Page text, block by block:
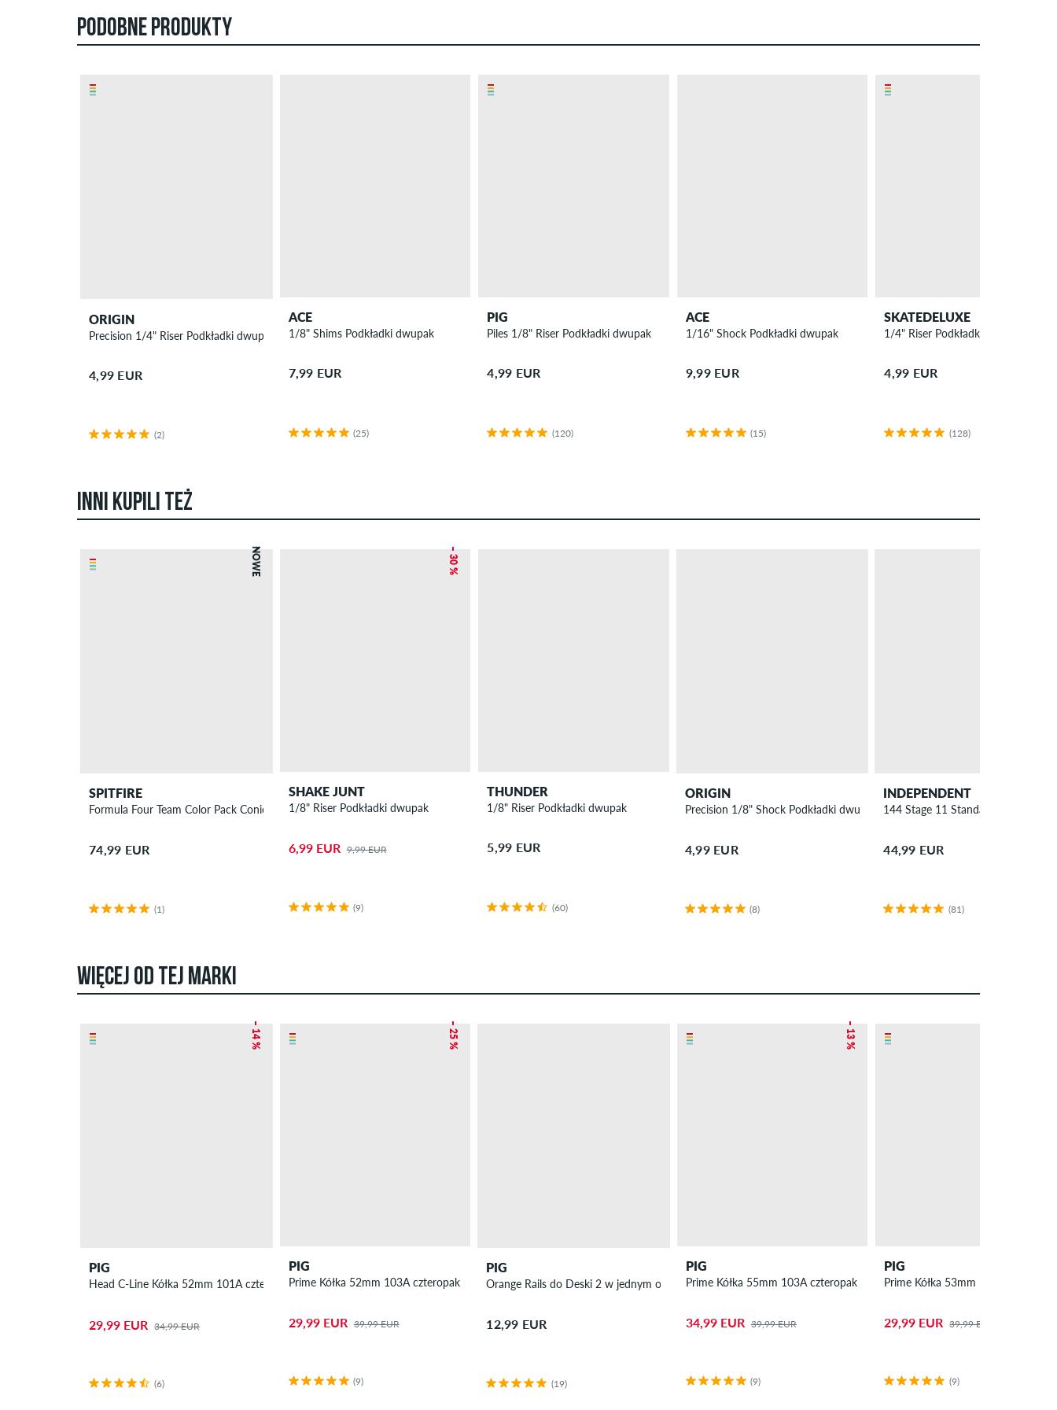
PODOBNE PRODUKTY
ORIGIN
Precision 1/4" Riser Podkładki dwupak
4,99 EUR
(2)
ACE
1/8" Shims Podkładki dwupak
7,99 EUR
(25)
PIG
Piles 1/8" Riser Podkładki dwupak
4,99 EUR
(120)
ACE
1/16" Shock Podkładki dwupak
9,99 EUR
(15)
SKATEDELUXE
1/4" Riser Podkładki dwupak
4,99 EUR
(128)
INNI KUPILI TEŻ
NOWE
SPITFIRE
Formula Four Team Color Pack Conical Full Kółka 54 mm 99A czteropak
74,99 EUR
(1)
– 30 %
SHAKE JUNT
1/8" Riser Podkładki dwupak
6,99 EUR 9,99 EUR
(9)
THUNDER
1/8" Riser Podkładki dwupak
5,99 EUR
(60)
ORIGIN
Precision 1/8" Shock Podkładki dwupak
4,99 EUR
(8)
INDEPENDENT
144 Stage 11 Standard Forged
44,99 EUR
(81)
WIĘCEJ OD TEJ MARKI
– 14 %
PIG
Head C-Line Kółka 52mm 101A czteropak
29,99 EUR 34,99 EUR
(6)
– 25 %
PIG
Prime Kółka 52mm 103A czteropak
29,99 EUR 39,99 EUR
(9)
PIG
Orange Rails do Deski 2 w jednym opakowaniu
12,99 EUR
(19)
– 13 %
PIG
Prime Kółka 55mm 103A czteropak
34,99 EUR 39,99 EUR
(9)
PIG
Prime Kółka 53mm 103A czteropak
29,99 EUR 39,99 EUR
(9)